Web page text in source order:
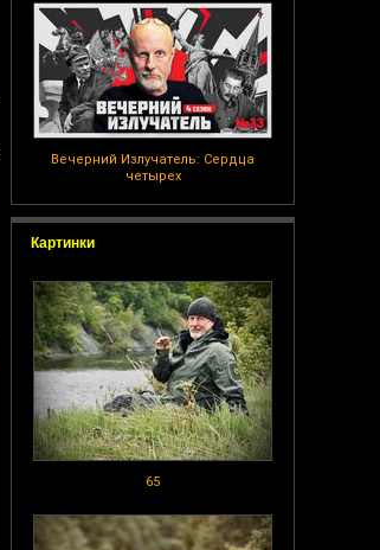
Вечерний Излучатель: Сердца
четырех
Картинки
65